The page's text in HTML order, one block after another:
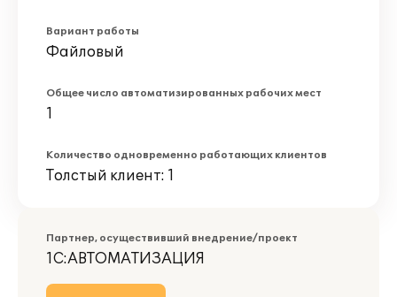
Вариант работы
Файловый
Общее число автоматизированных рабочих мест
1
Количество одновременно работающих клиентов
Толстый клиент: 1
Партнер, осуществивший внедрение/проект
1С:АВТОМАТИЗАЦИЯ